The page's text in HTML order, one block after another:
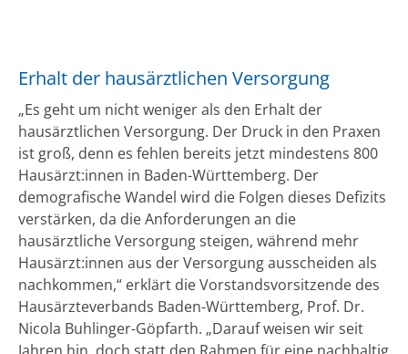
Erhalt der hausärztlichen Versorgung
„Es geht um nicht weniger als den Erhalt der
hausärztlichen Versorgung. Der Druck in den Praxen
ist groß, denn es fehlen bereits jetzt mindestens 800
Hausärzt:innen in Baden-Württemberg. Der
demografische Wandel wird die Folgen dieses Defizits
verstärken, da die Anforderungen an die
hausärztliche Versorgung steigen, während mehr
Hausärzt:innen aus der Versorgung ausscheiden als
nachkommen,“ erklärt die Vorstandsvorsitzende des
Hausärzteverbands Baden-Württemberg, Prof. Dr.
Nicola Buhlinger-Göpfarth. „Darauf weisen wir seit
Jahren hin, doch statt den Rahmen für eine nachhaltig